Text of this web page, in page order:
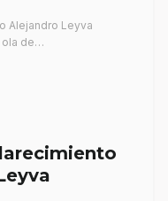
Alejandro Leyva
ola de…